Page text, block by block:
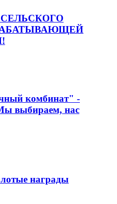
комбинат" -
выбираем, нас
награды